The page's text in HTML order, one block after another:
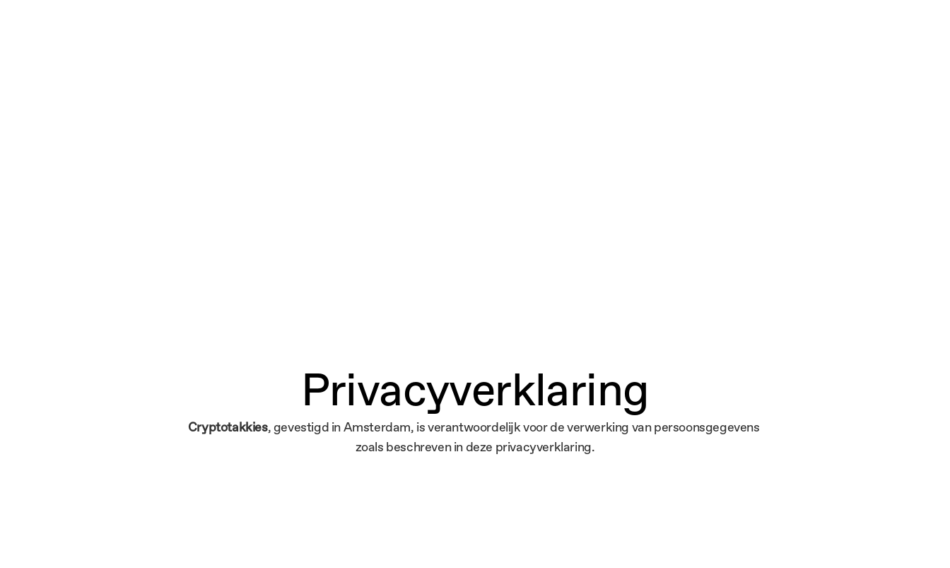
Privacyverklaring
Cryptotakkies, gevestigd in Amsterdam, is verantwoordelijk voor de verwerking van persoonsgegevens
zoals beschreven in deze privacyverklaring.